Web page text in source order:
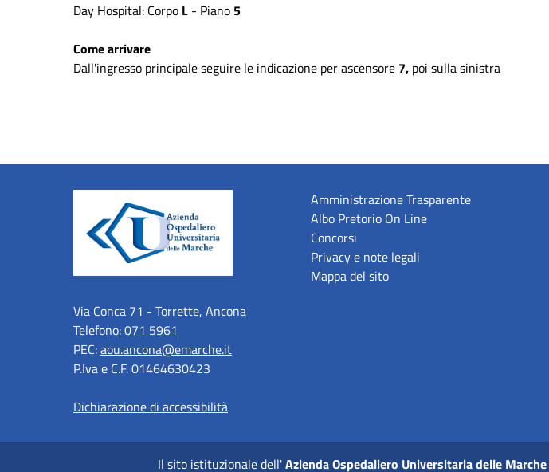
Day Hospital: Corpo L - Piano5
Come arrivare
Dall'ingresso principale seguire le indicazione per ascensore 7, poi sulla sinistra
Via Conca 71 - Torrette, Ancona
Telefono:071 5961
PEC:aou.ancona@emarche.it
P.Iva e C.F. 01464630423
Dichiarazione di accessibilità
Amministrazione Trasparente
Albo Pretorio On Line
Concorsi
Privacy e note legali
Mappa del sito
Il sito istituzionale dell'Azienda Ospedaliero Universitaria delle Marche